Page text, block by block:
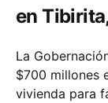
en
La
$700 millones
vivienda para